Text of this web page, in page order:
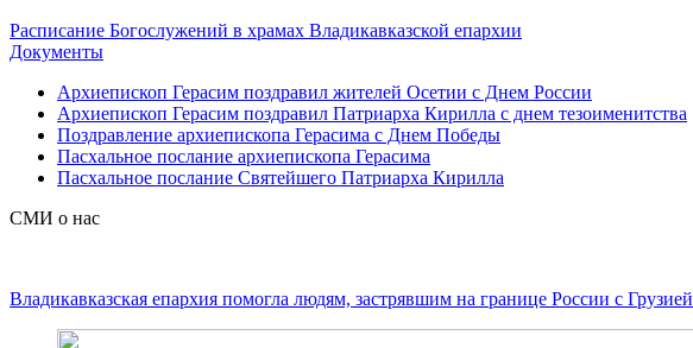
Расписание Богослужений в храмах Владикавказской епархии
Документы
Архиепископ Герасим поздравил жителей Осетии с Днем России
Архиепископ Герасим поздравил Патриарха Кирилла с днем тезоименитства
Поздравление архиепископа Герасима с Днем Победы
Пасхальное послание архиепископа Герасима
Пасхальное послание Святейшего Патриарха Кирилла
СМИ о нас
Владикавказская епархия помогла людям, застрявшим на границе России с Грузией